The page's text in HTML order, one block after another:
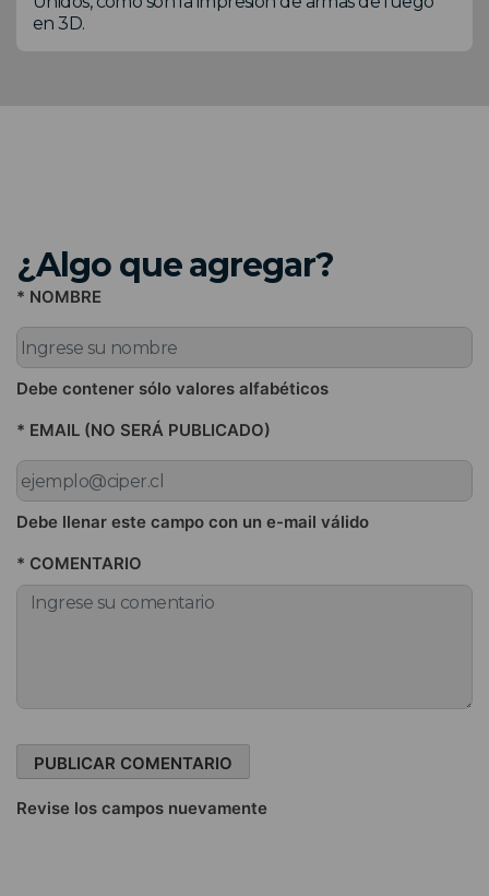
en 3D.
¿Algo que agregar?
* NOMBRE
Debe contener sólo valores alfabéticos
* EMAIL (NO SERÁ PUBLICADO)
Debe llenar este campo con un e-mail válido
* COMENTARIO
Revise los campos nuevamente